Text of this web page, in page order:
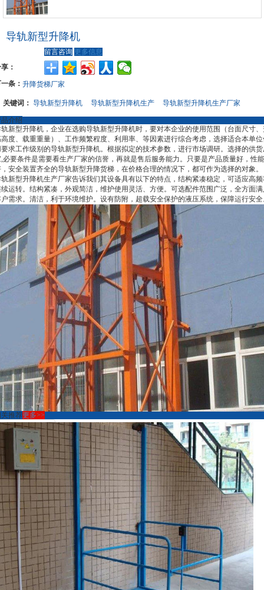
导轨新型升降机
留言咨询 更多信息
：
条： 升降货梯厂家
关键词： 导轨新型升降机 导轨新型升降机生产 导轨新型升降机生产厂家
介绍
新型升降机，企业在选购导轨新型升降机时，要对本企业的使用范围（台面尺寸、
度、载重重量）、工作频繁程度、利用率、等因素进行综合考虑，选择适合本单位
求工作级别的导轨新型升降机。根据拟定的技术参数，进行市场调研。选择的供货
必要条件是需要看生产厂家的信誉，再就是售后服务能力。只要是产品质量好，性能
安全装置齐全的导轨新型升降货梯，在价格合理的情况下，都可作为选择的对象。
新型升降机生产厂家告诉我们其设备具有以下的特点，结构紧凑稳定，可适应高频
运转。结构紧凑，外观简洁，维护使用灵活、方便。可选配件范围广泛，全方面满
需求。清洁，利于环境维护。设有防附，超载安全保护的液压系统，保障运行安全
推荐更多>>